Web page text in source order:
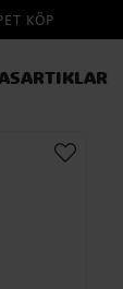
KÖP